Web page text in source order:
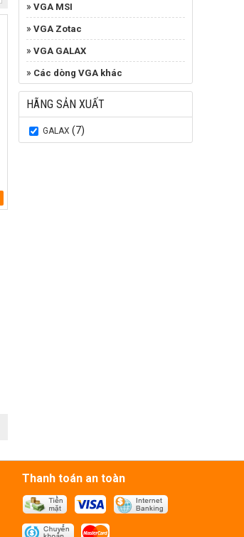
» VGA MSI
» VGA Zotac
» VGA GALAX
» Các dòng VGA khác
HÃNG SẢN XUẤT
GALAX (7)
Thanh toán an toàn